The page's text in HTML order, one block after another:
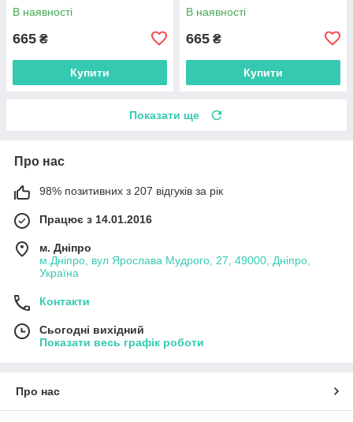
В наявності
665 ₴
Купити
В наявності
665 ₴
Купити
Показати ще
Про нас
98% позитивних з 207 відгуків за рік
Працює з 14.01.2016
м. Дніпро
м.Дніпро, вул Ярослава Мудрого, 27, 49000, Дніпро,
Україна
Контакти
Сьогодні вихідний
Показати весь графік роботи
Про нас